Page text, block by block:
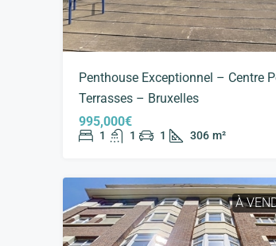
Penthouse Exceptionnel – Centre
Terrasses – Bruxelles
995,000€
1 1 1 306 m²
À